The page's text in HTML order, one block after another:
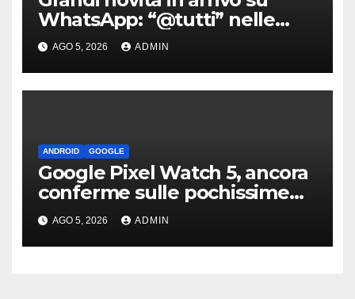
WhatsApp: “@tutti” nelle
chat di gruppo e non solo
AGO 5, 2026 ADMIN
ANDROID GOOGLE
Google Pixel Watch 5, ancora
conferme sulle pochissime
novità hardware
AGO 5, 2026 ADMIN